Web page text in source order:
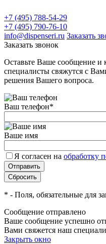
+7 (495) 788-54-29
+7 (495) 790-76-10
info@dispenseri.ru Заказать
Заказать звонок
Оставьте Ваше сообщение
специалисты свяжутся с
решения Вашего вопроса.
Ваш телефон*
Ваше имя
Я согласен на обработку
* - Поля, обязательные для
Сообщение отправлено
Ваше сообщение успешно
Вами свяжется наш
Закрыть окно